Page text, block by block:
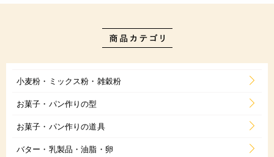
小麦粉・ミックス粉・雑穀粉
お菓子・パン作りの型
お菓子・パン作りの道具
バター・乳製品・油脂・卵